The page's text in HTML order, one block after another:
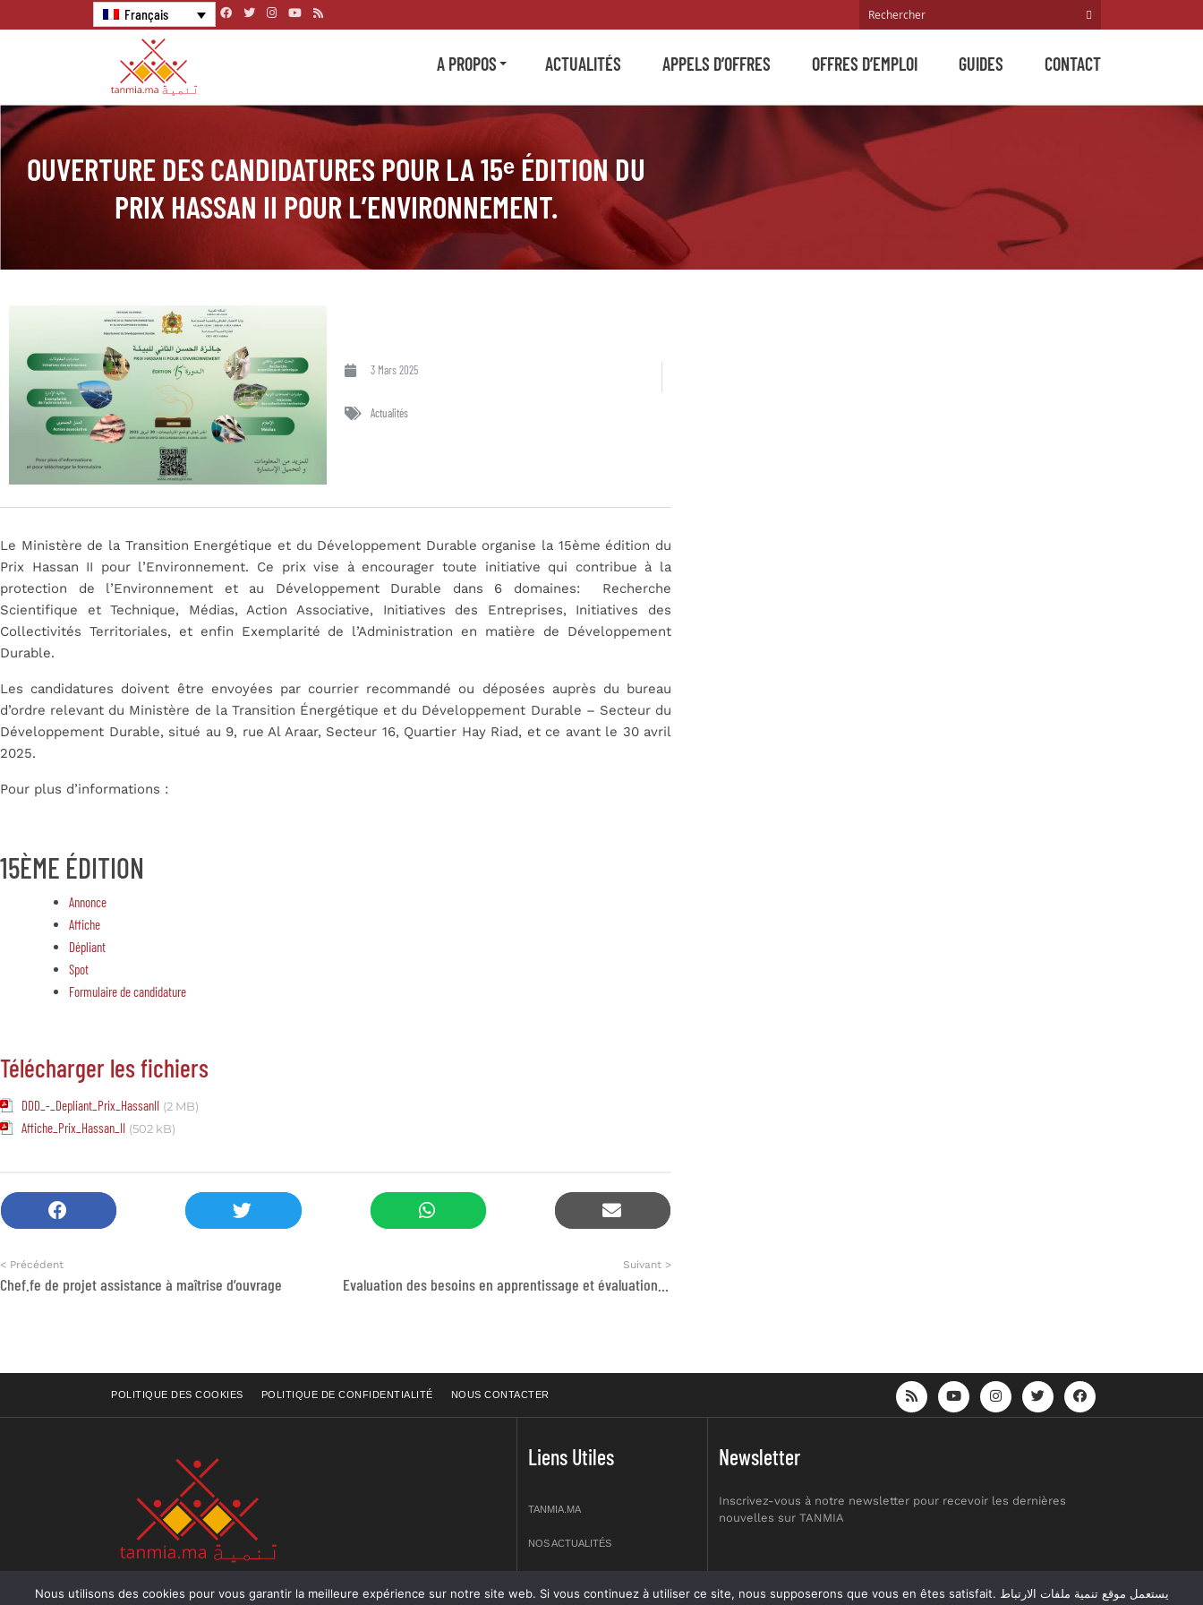
Français
A PROPOS ACTUALITÉS APPELS D’OFFRES OFFRES D’EMPLOI GUIDES CONTACT
OUVERTURE DES CANDIDATURES POUR LA 15ᵉ ÉDITION DU
PRIX HASSAN II POUR L’ENVIRONNEMENT.
3 Mars 2025
Actualités
Le Ministère de la Transition Energétique et du Développement Durable organise la 15ème édition du
Prix Hassan II pour l’Environnement. Ce prix vise à encourager toute initiative qui contribue à la
protection de l’Environnement et au Développement Durable dans 6 domaines: Recherche
Scientifique et Technique, Médias, Action Associative, Initiatives des Entreprises, Initiatives des
Collectivités Territoriales, et enfin Exemplarité de l’Administration en matière de Développement
Durable.
Les candidatures doivent être envoyées par courrier recommandé ou déposées auprès du bureau
d’ordre relevant du Ministère de la Transition Énergétique et du Développement Durable – Secteur du
Développement Durable, situé au 9, rue Al Araar, Secteur 16, Quartier Hay Riad, et ce avant le 30 avril
2025.
Pour plus d’informations :
15ÈME ÉDITION
Annonce
Affiche
Dépliant
Spot
Formulaire de candidature
Télécharger les fichiers
DDD_-_Depliant_Prix_HassanII (2 MB)
Affiche_Prix_Hassan_II (502 kB)
< Précédent
Chef.fe de projet assistance à maîtrise d’ouvrage
Suivant >
POLITIQUE DES COOKIES POLITIQUE DE CONFIDENTIALITÉ NOUS CONTACTER
Rue Raiss Achour, Résidence Badr A, ler étage, Apprt NO 2,
Liens Utiles
TANMIA.MA
NOS ACTUALITÉS
Newsletter
Inscrivez-vous à notre newsletter pour recevoir les dernières
nouvelles sur TANMIA
Nous utilisons des cookies pour vous garantir la meilleure expérience sur notre site web. Si vous continuez à utiliser ce site, nous supposerons que vous en êtes satisfait. يستعمل موقع تنمية ملفات الارتباط